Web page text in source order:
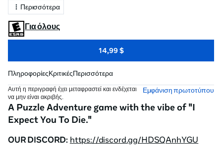
Περισσότερα
Για όλους
14,99 $
ΠληροφορίεςΚριτικέςΠερισσότερα
Αυτή η περιγραφή έχει μεταφραστεί και ενδέχεται
να μην είναι ακριβής.
Εμφάνιση πρωτοτύπου
A Puzzle Adventure game with the vibe of "I
Expect You To Die."
OUR DISCORD: https://discord.gg/HDSQAnhYGU